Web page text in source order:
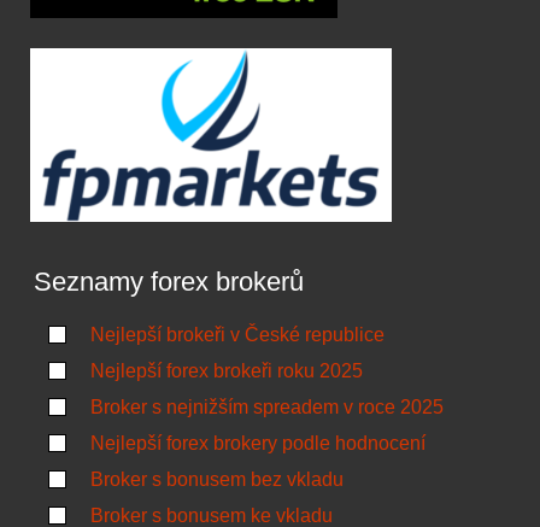
Seznamy forex brokerů
Nejlepší brokeři v České republice
Nejlepší forex brokeři roku 2025
Broker s nejnižším spreadem v roce 2025
Nejlepší forex brokery podle hodnocení
Broker s bonusem bez vkladu
Broker s bonusem ke vkladu